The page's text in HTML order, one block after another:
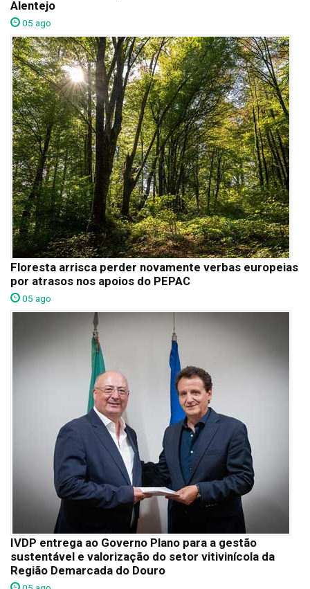
Alentejo
05 ago
Floresta arrisca perder novamente verbas europeias
por atrasos nos apoios do PEPAC
05 ago
IVDP entrega ao Governo Plano para a gestão
sustentável e valorização do setor vitivinícola da
Região Demarcada do Douro